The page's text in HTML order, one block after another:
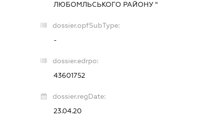
ЛЮБОМЛЬСЬКОГО РАЙОНУ "
dossier.opfSubType:
-
dossier.edrpo:
43601752
dossier.regDate:
23.04.20